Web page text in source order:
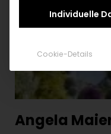
Angela
Individuelle
Cookie-Details